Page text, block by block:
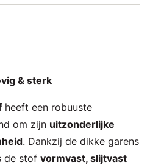
& sterk
heeft een robuuste
om zijn uitzonderlijke
. Dankzij de dikke garens
de stof vormvast, slijtvast